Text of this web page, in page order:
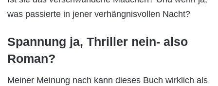
was passierte in jener verhängnisvollen Nacht?
Spannung ja, Thriller nein- also
Roman?
Meiner Meinung nach kann dieses Buch wirklich als